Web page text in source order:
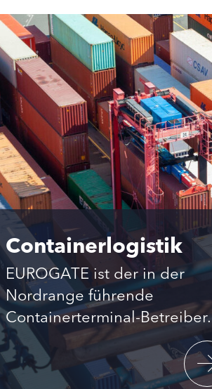
Containerlogistik
EUROGATE ist der in der
Nordrange führende
Containerterminal-Betreiber.